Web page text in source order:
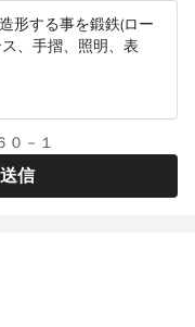
形する事を鍛鉄(ロー
、手摺、照明、表
信
０－１